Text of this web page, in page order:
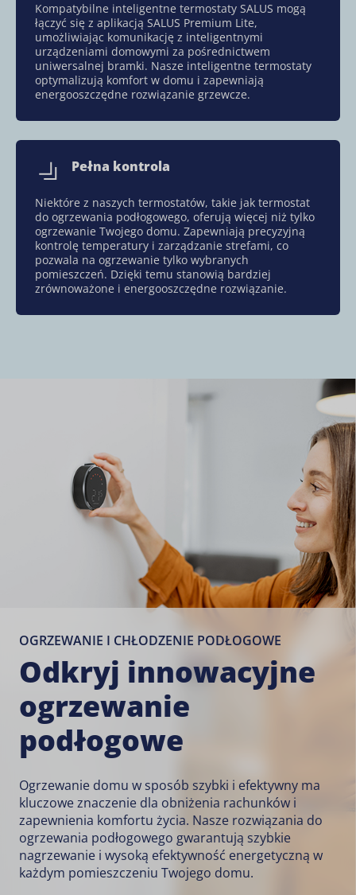
Kompatybilne inteligentne termostaty SALUS mogą
łączyć się z aplikacją SALUS Premium Lite,
umożliwiając komunikację z inteligentnymi
urządzeniami domowymi za pośrednictwem
uniwersalnej bramki. Nasze inteligentne termostaty
optymalizują komfort w domu i zapewniają
energooszczędne rozwiązanie grzewcze.
Pełna kontrola
Niektóre z naszych termostatów, takie jak termostat
do ogrzewania podłogowego, oferują więcej niż tylko
ogrzewanie Twojego domu. Zapewniają precyzyjną
kontrolę temperatury i zarządzanie strefami, co
pozwala na ogrzewanie tylko wybranych
pomieszczeń. Dzięki temu stanowią bardziej
zrównoważone i energooszczędne rozwiązanie.
OGRZEWANIE I CHŁODZENIE PODŁOGOWE
Odkryj innowacyjne
ogrzewanie
podłogowe
Ogrzewanie domu w sposób szybki i efektywny ma
kluczowe znaczenie dla obniżenia rachunków i
zapewnienia komfortu życia. Nasze rozwiązania do
ogrzewania podłogowego gwarantują szybkie
nagrzewanie i wysoką efektywność energetyczną w
każdym pomieszczeniu Twojego domu.